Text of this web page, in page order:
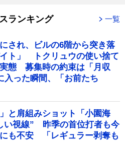
ランキング 一覧
され、ビルの6階から突き落
ト」 トクリュウの使い捨て
態 募集時の約束は「月収
入った瞬間、「お前たち
と肩組みショット「小園海
い視線” 昨季の首位打者も今
も不安 「レギュラー剥奪も